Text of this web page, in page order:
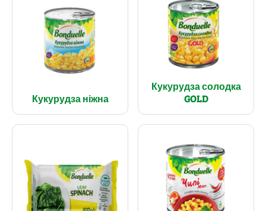
Кукурудза ніжна
Кукурудза солодка
GOLD